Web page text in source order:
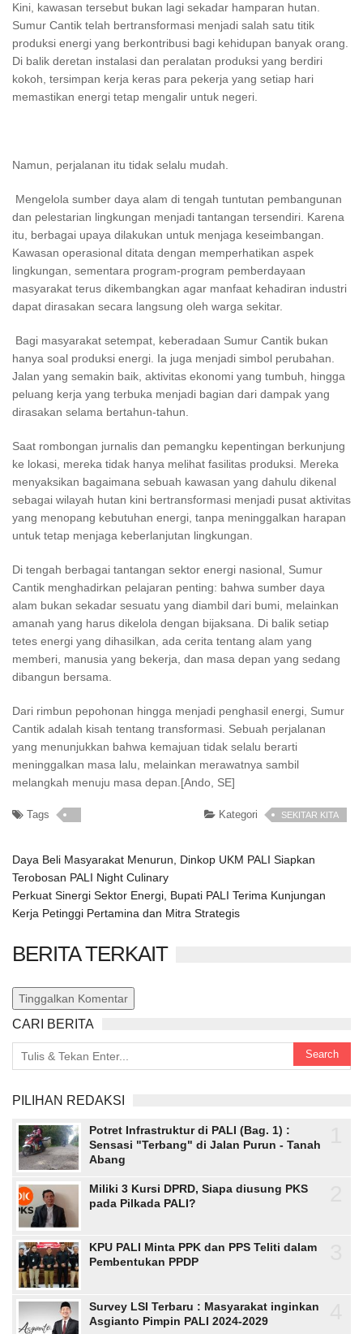
Kini, kawasan tersebut bukan lagi sekadar hamparan hutan.
Sumur Cantik telah bertransformasi menjadi salah satu titik
produksi energi yang berkontribusi bagi kehidupan banyak orang.
Di balik deretan instalasi dan peralatan produksi yang berdiri
kokoh, tersimpan kerja keras para pekerja yang setiap hari
memastikan energi tetap mengalir untuk negeri.
Namun, perjalanan itu tidak selalu mudah.
Mengelola sumber daya alam di tengah tuntutan pembangunan
dan pelestarian lingkungan menjadi tantangan tersendiri. Karena
itu, berbagai upaya dilakukan untuk menjaga keseimbangan.
Kawasan operasional ditata dengan memperhatikan aspek
lingkungan, sementara program-program pemberdayaan
masyarakat terus dikembangkan agar manfaat kehadiran industri
dapat dirasakan secara langsung oleh warga sekitar.
Bagi masyarakat setempat, keberadaan Sumur Cantik bukan
hanya soal produksi energi. Ia juga menjadi simbol perubahan.
Jalan yang semakin baik, aktivitas ekonomi yang tumbuh, hingga
peluang kerja yang terbuka menjadi bagian dari dampak yang
dirasakan selama bertahun-tahun.
Saat rombongan jurnalis dan pemangku kepentingan berkunjung
ke lokasi, mereka tidak hanya melihat fasilitas produksi. Mereka
menyaksikan bagaimana sebuah kawasan yang dahulu dikenal
sebagai wilayah hutan kini bertransformasi menjadi pusat aktivitas
yang menopang kebutuhan energi, tanpa meninggalkan harapan
untuk tetap menjaga keberlanjutan lingkungan.
Di tengah berbagai tantangan sektor energi nasional, Sumur
Cantik menghadirkan pelajaran penting: bahwa sumber daya
alam bukan sekadar sesuatu yang diambil dari bumi, melainkan
amanah yang harus dikelola dengan bijaksana. Di balik setiap
tetes energi yang dihasilkan, ada cerita tentang alam yang
memberi, manusia yang bekerja, dan masa depan yang sedang
dibangun bersama.
Dari rimbun pepohonan hingga menjadi penghasil energi, Sumur
Cantik adalah kisah tentang transformasi. Sebuah perjalanan
yang menunjukkan bahwa kemajuan tidak selalu berarti
meninggalkan masa lalu, melainkan merawatnya sambil
melangkah menuju masa depan.[Ando, SE]
Tags Kategori SEKITAR KITA
Daya Beli Masyarakat Menurun, Dinkop UKM PALI Siapkan
Terobosan PALI Night Culinary
Perkuat Sinergi Sektor Energi, Bupati PALI Terima Kunjungan
Kerja Petinggi Pertamina dan Mitra Strategis
BERITA TERKAIT
Tinggalkan Komentar
CARI BERITA
PILIHAN REDAKSI
Potret Infrastruktur di PALI (Bag. 1) :
Sensasi "Terbang" di Jalan Purun - Tanah
Abang
Miliki 3 Kursi DPRD, Siapa diusung PKS
pada Pilkada PALI?
KPU PALI Minta PPK dan PPS Teliti dalam
Pembentukan PPDP
Survey LSI Terbaru : Masyarakat inginkan
Asgianto Pimpin PALI 2024-2029